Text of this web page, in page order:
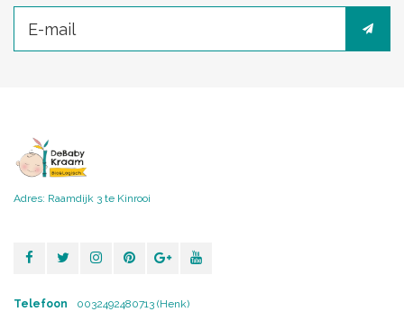
Adres: Raamdijk 3 te Kinrooi
Telefoon
0032492480713 (Henk)